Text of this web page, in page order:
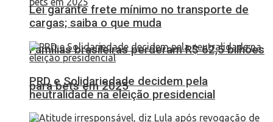
Famílias brasileiras perderam R$ 62,5 bilhões
para bets em 2025
Lei garante frete mínimo no transporte de
cargas; saiba o que muda
PRD e Solidariedade decidem pela
neutralidade na eleição presidencial